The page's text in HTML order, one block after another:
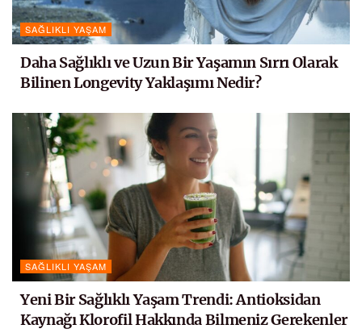
SAĞLIKLI YAŞAM
Daha Sağlıklı ve Uzun Bir Yaşamın Sırrı Olarak
Bilinen Longevity Yaklaşımı Nedir?
SAĞLIKLI YAŞAM
Yeni Bir Sağlıklı Yaşam Trendi: Antioksidan
Kaynağı Klorofil Hakkında Bilmeniz Gerekenler